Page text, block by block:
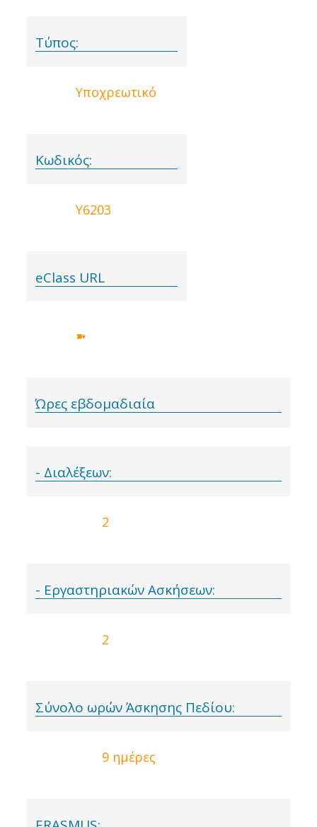
Τύπος:
Υποχρεωτικό
Κωδικός:
Y6203
eClass URL
➽
Ώρες εβδομαδιαία
- Διαλέξεων:
2
- Εργαστηριακών Ασκήσεων:
2
Σύνολο ωρών Άσκησης Πεδίου:
9 ημέρες